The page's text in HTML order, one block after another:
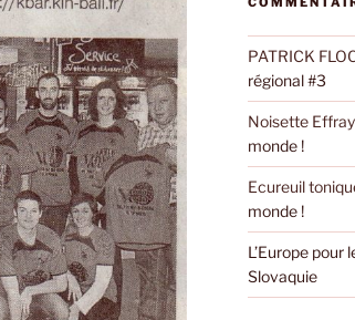
PATRICK
régional #3
Noisette
monde !
Ecureuil
monde !
L’Europe pour
Slovaquie